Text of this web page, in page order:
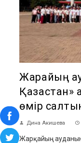
Жарқайың
Қазақстан»
өмір
Дина Акишева
Жарқайың